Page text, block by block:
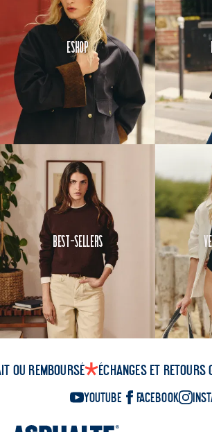
Eshop
Best-Sellers
ou remboursé Échanges et
YouTube Facebook